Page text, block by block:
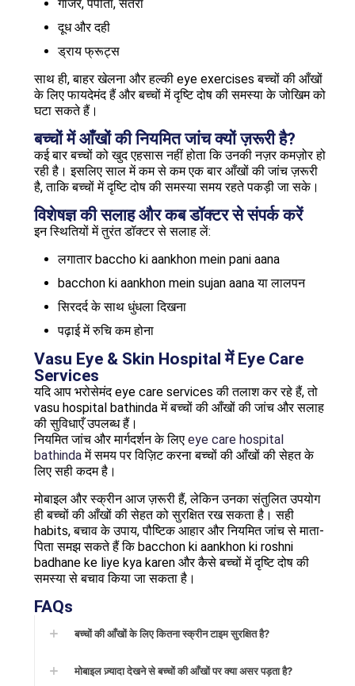
गाजर, पपीता, संतरा
दूध और दही
ड्राय फ्रूट्स
साथ ही, बाहर खेलना और हल्की eye exercises बच्चों की आँखों
के लिए फायदेमंद हैं और बच्चों में दृष्टि दोष की समस्या के जोखिम को
घटा सकते हैं।
बच्चों में आँखों की नियमित जांच क्यों ज़रूरी है?
कई बार बच्चों को खुद एहसास नहीं होता कि उनकी नज़र कमज़ोर हो
रही है। इसलिए साल में कम से कम एक बार आँखों की जांच ज़रूरी
है, ताकि बच्चों में दृष्टि दोष की समस्या समय रहते पकड़ी जा सके।
विशेषज्ञ की सलाह और कब डॉक्टर से संपर्क करें
इन स्थितियों में तुरंत डॉक्टर से सलाह लें:
लगातार baccho ki aankhon mein pani aana
bacchon ki aankhon mein sujan aana या लालपन
सिरदर्द के साथ धुंधला दिखना
पढ़ाई में रुचि कम होना
Vasu Eye & Skin Hospital में Eye Care
Services
यदि आप भरोसेमंद eye care services की तलाश कर रहे हैं, तो
vasu hospital bathinda में बच्चों की आँखों की जांच और सलाह
की सुविधाएँ उपलब्ध हैं।
नियमित जांच और मार्गदर्शन के लिए eye care hospital
bathindaमें समय पर विज़िट करना बच्चों की आँखों की सेहत के
लिए सही कदम है।
मोबाइल और स्क्रीन आज ज़रूरी हैं, लेकिन उनका संतुलित उपयोग
ही बच्चों की आँखों की सेहत को सुरक्षित रख सकता है। सही
habits, बचाव के उपाय, पौष्टिक आहार और नियमित जांच से माता-
पिता समझ सकते हैं कि bacchon ki aankhon ki roshni
badhane ke liye kya karen और कैसे बच्चों में दृष्टि दोष की
समस्या से बचाव किया जा सकता है।
FAQs
बच्चों की आँखों के लिए कितना स्क्रीन टाइम सुरक्षित है?
मोबाइल ज़्यादा देखने से बच्चों की आँखों पर क्या असर पड़ता है?